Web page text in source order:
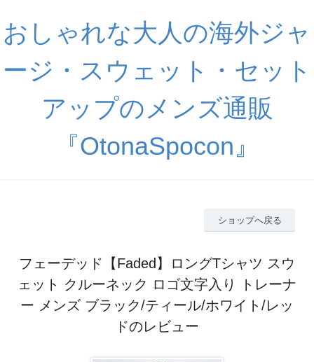
おしゃれな大人の海外ジャ
ージ・スウェット・セット
アップのメンズ通販
『OtonaSpocon』
ショップへ戻る
フェーデッド【Faded】ロングTシャツ スウ
ェット クルーネック ロゴ文字入り トレーナ
ー メンズ ブラック/ティール/ホワイト/レッ
ドのレビュー